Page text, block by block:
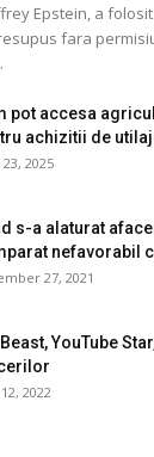
Epstein, a
fara
pot accesa
achizitii de
23, 2025
s-a alaturat
nefavorabil
27, 2021
YouTube
2022